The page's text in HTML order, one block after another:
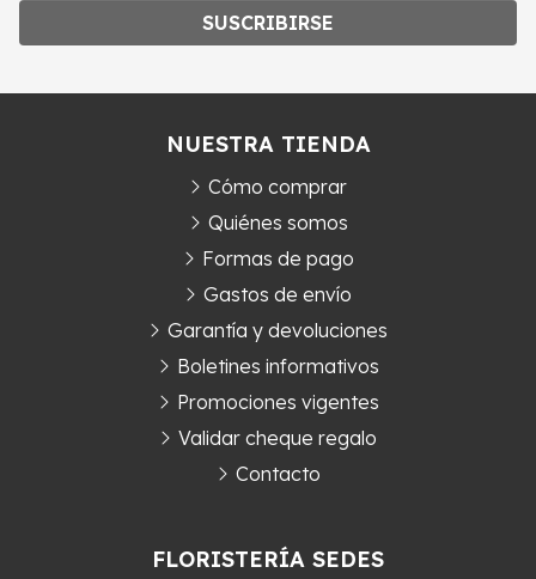
SUSCRIBIRSE
FLORISTERÍA SEDES
NUESTRA TIENDA
Cómo comprar
Quiénes somos
Formas de pago
Gastos de envío
Garantía y devoluciones
Boletines informativos
Promociones vigentes
Validar cheque regalo
Contacto